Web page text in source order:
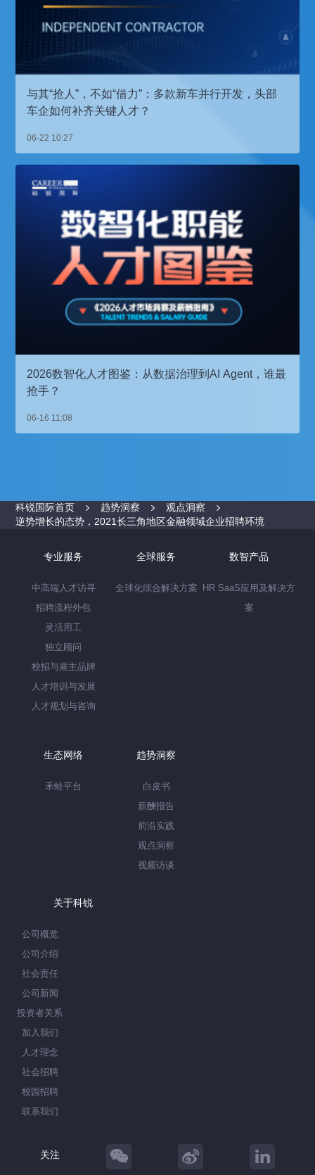
与其“抢人”，不如“借力”：多款新车并行开发，头部
车企如何补齐关键人才？
06-22 10:27
2026数智化人才图鉴：从数据治理到AI Agent，谁最
抢手？
06-16 11:08
科锐国际首页 趋势洞察
观点洞察
逆势增长的态势，2021长三角地区金融领域企业招聘环境
专业服务
中高端人才访寻
招聘流程外包
灵活用工
独立顾问
校招与雇主品牌
人才培训与发展
人才规划与咨询
全球服务
全球化综合解决方案
数智产品
HR SaaS应用及解决方
案
生态网络
禾蛙平台
趋势洞察
白皮书
薪酬报告
前沿实践
观点洞察
视频访谈
关于科锐
公司概览
公司介绍
社会责任
公司新闻
投资者关系
加入我们
人才理念
社会招聘
校园招聘
联系我们
关注